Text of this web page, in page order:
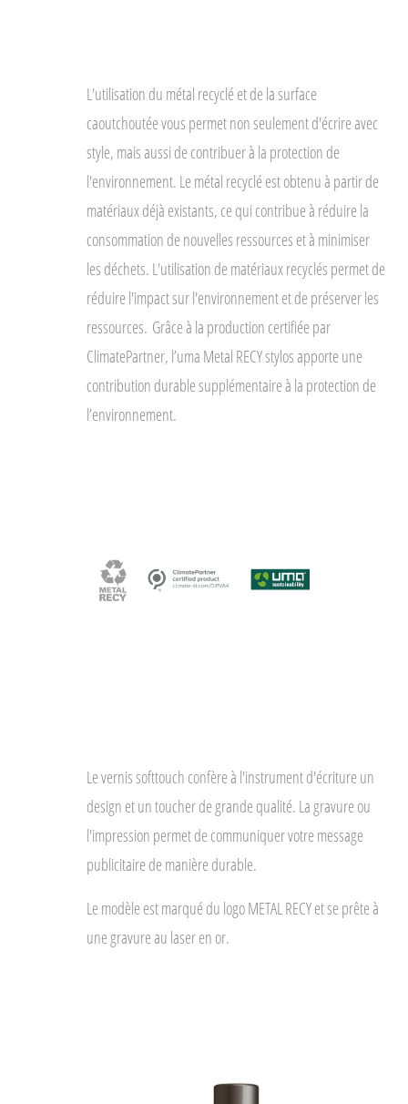
L'utilisation du métal recyclé et de la surface
caoutchoutée vous permet non seulement d'écrire avec
style, mais aussi de contribuer à la protection de
l'environnement. Le métal recyclé est obtenu à partir de
matériaux déjà existants, ce qui contribue à réduire la
consommation de nouvelles ressources et à minimiser
les déchets. L'utilisation de matériaux recyclés permet de
réduire l'impact sur l'environnement et de préserver les
ressources. Grâce à la production certifiée par
ClimatePartner, l’uma Metal RECY stylos apporte une
contribution durable supplémentaire à la protection de
l’environnement.
Le vernis softtouch confère à l'instrument d'écriture un
design et un toucher de grande qualité. La gravure ou
l'impression permet de communiquer votre message
publicitaire de manière durable.
Le modèle est marqué du logo METAL RECY et se prête à
une gravure au laser en or.